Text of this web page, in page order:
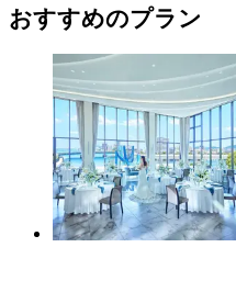
おすすめのプラン